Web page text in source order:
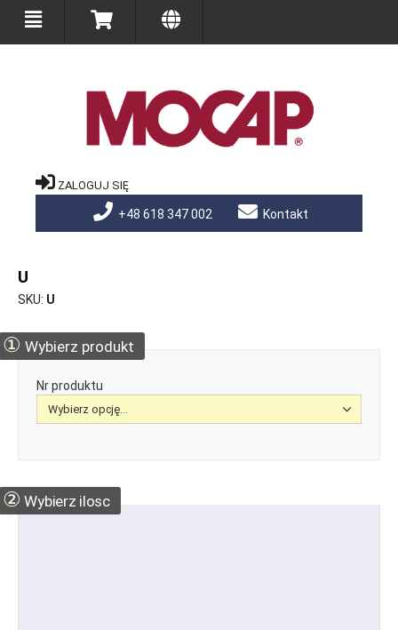
ZALOGUJ SIĘ
+48 618 347 002 Kontakt
U
SKU U
① Wybierz produkt
Nr produktu
② Wybierz ilosc